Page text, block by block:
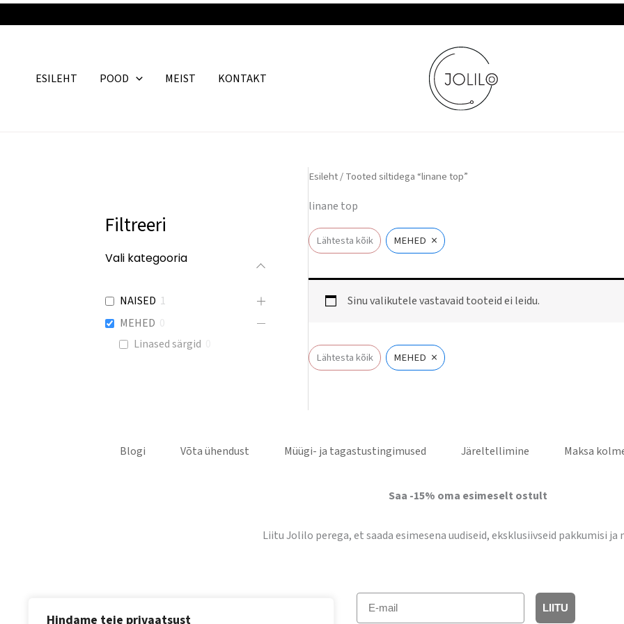
Hindame teie privaatsust
to
ESILEHT POOD MEIST KONTAKT
Filtreeri
Vali kategooria
NAISED 1
MEHED 0
Linased särgid
Esileht/ Tooted siltidega “linane top”
linane top
Lähtesta kõik MEHED ×
Sinu valikutele vastavaid tooteid ei leidu.
Lähtesta kõik MEHED ×
Blogi Võta ühendust Müügi- ja tagastustingimused Järeltellimine Maksa
Saa -15% oma esimeselt ostult
Liitu Jolilo perega, et saada esimesena uudiseid, eksklusiivseid pakkumisi ja
E-mail
LIITU